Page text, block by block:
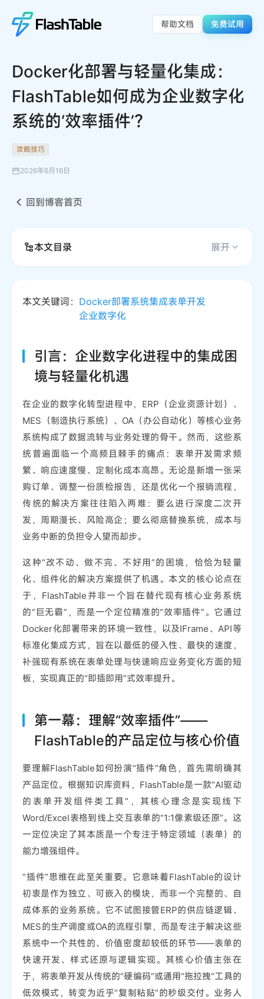
帮助文档 免费试用
Docker化部署与轻量化集成：
FlashTable如何成为企业数字化
系统的‘效率插件’？
攻略技巧
2026年6月16日
回到博客首页
本文目录 展开
本文关键词： Docker部署系统集成表单开发
企业数字化
引言：企业数字化进程中的集成困
境与轻量化机遇
在企业的数字化转型进程中，ERP（企业资源计划）、
MES（制造执行系统）、OA（办公自动化）等核心业务
系统构成了数据流转与业务处理的骨干。然而，这些系
统普遍面临一个高频且棘手的痛点：表单开发需求频
繁、响应速度慢、定制化成本高昂。无论是新增一张采
购订单、调整一份质检报告，还是优化一个报销流程，
传统的解决方案往往陷入两难：要么进行深度二次开
发，周期漫长、风险高企；要么彻底替换系统，成本与
业务中断的负担令人望而却步。
这种“改不动、做不完、不好用”的困境，恰恰为轻量
化、组件化的解决方案提供了机遇。本文的核心论点在
于，FlashTable并非一个旨在替代现有核心业务系统
的“巨无霸”，而是一个定位精准的“效率插件”。它通过
Docker化部署带来的环境一致性，以及IFrame、API等
标准化集成方式，旨在以最低的侵入性、最快的速度，
补强现有系统在表单处理与快速响应业务变化方面的短
板，实现真正的“即插即用”式效率提升。
第一幕：理解“效率插件”——
FlashTable的产品定位与核心价值
要理解FlashTable如何扮演“插件”角色，首先需明确其
产品定位。根据知识库资料，FlashTable是一款“AI驱动
的表单开发组件类工具”，其核心理念是实现线下
Word/Excel表格到线上交互表单的“1:1像素级还原”。这
一定位决定了其本质是一个专注于特定领域（表单）的
能力增强组件。
“插件”思维在此至关重要。它意味着FlashTable的设计
初衷是作为独立、可嵌入的模块，而非一个完整的、自
成体系的业务系统。它不试图接管ERP的供应链逻辑、
MES的生产调度或OA的流程引擎，而是专注于解决这些
系统中一个共性的、价值密度却较低的环节——表单的
快速开发、样式还原与逻辑实现。其核心价值主张在
于，将表单开发从传统的“硬编码”或通用“拖拉拽”工具的
低效模式，转变为近乎“复制粘贴”的秒级交付。业务人